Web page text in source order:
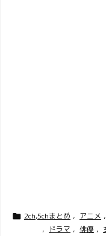
 2ch,5chまとめ , アニメ ,
,
ドラマ , 俳優 ,